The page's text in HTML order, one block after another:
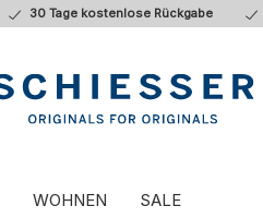
30 Tage kostenlose Rückgabe
WOHNEN SALE